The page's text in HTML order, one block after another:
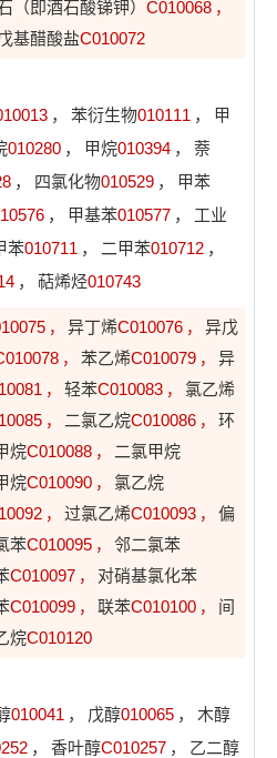
（即酒石酸锑钾） C010068 ，
基醋酸盐C010072
， 苯衍生物010111 ，
甲
010280 ， 甲烷010394 ，
萘
， 四氯化物010529 ，
甲苯
， 甲基苯010577 ，
工业
苯010711 ， 二甲苯010712 ，
， 萜烯烃010743
， 异丁烯C010076 ，
异戊
， 苯乙烯C010079 ，
异
， 轻苯C010083 ，
氯乙烯
， 二氯乙烷C010086 ，
环
烷C010088 ，
二氯甲烷
烷C010090 ，
氯乙烷
， 过氯乙烯C010093 ，
偏
苯C010095 ，
邻二氯苯
C010097 ，
对硝基氯化苯
C010099 ， 联苯C010100 ，
间
烷C010120
010041 ， 戊醇010065 ，
木醇
， 香叶醇C010257 ，
乙二醇